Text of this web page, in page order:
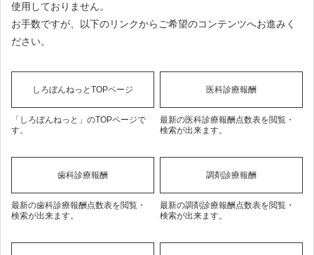
使用しておりません。
お手数ですが、以下のリンクからご希望のコンテンツへお進みく
ださい。
しろぼんねっとTOPページ
「しろぼんねっと」のTOPページで
す。
医科診療報酬
最新の医科診療報酬点数表を閲覧・
検索が出来ます。
歯科診療報酬
最新の歯科診療報酬点数表を閲覧・
検索が出来ます。
調剤診療報酬
最新の調剤診療報酬点数表を閲覧・
検索が出来ます。